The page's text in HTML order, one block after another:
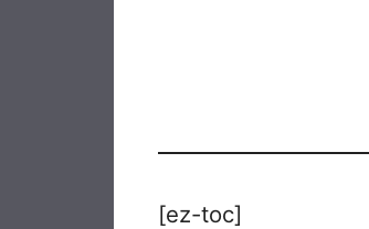
[ez-toc]